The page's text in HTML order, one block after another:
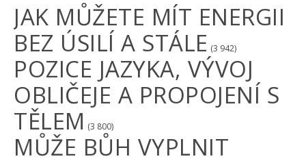
JAK MŮŽETE MÍT ENERGII
BEZ ÚSILÍ A STÁLE (3 942)
POZICE JAZYKA, VÝVOJ
OBLIČEJE A PROPOJENÍ S
TĚLEM (3 800)
MŮŽE BŮH VYPLNIT